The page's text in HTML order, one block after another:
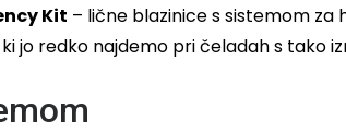
Kit – lične blazinice s sistemom
jo redko najdemo pri čeladah s tako